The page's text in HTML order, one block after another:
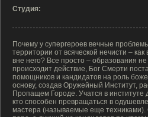
Студия:
Почему у супергероев вечные
территории от всяческой нечисти – как
вне него? Все просто – образования
происходит действие, Бог Смерти
помощников и кандидатов на роль
основу, создав Оружейный Институт,
Пропащем Городе. Учатся в институте
кто способен превращаться в
мастера (называемые еще